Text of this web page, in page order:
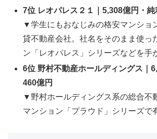
7位 レオパレス２１｜5,308億円・純
▼学生にもおなじみの格安マンショ
貸不動産会社。社名をそのまま使っ
ン「レオパレス」シリーズなどを手
6位 野村不動産ホールディングス｜
460億円
▼野村ホールディングス系の総合不
マンション「プラウド」シリーズで